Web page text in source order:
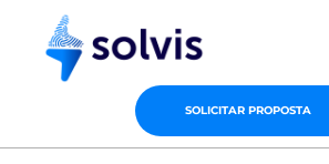
SOLICITAR PROPOSTA